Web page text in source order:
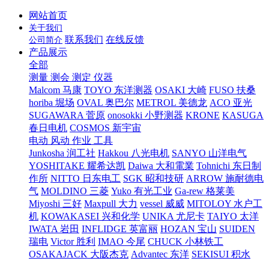
网站首页
关于我们
公司简介 联系我们 在线反馈
产品展示
全部
测量 测会 测定 仪器
Malcom 马康 TOYO 东洋测器 OSAKI 大崎 FUSO 扶桑
horiba 堀场 OVAL 奥巴尔 METROL 美德龙 ACO 亚光
SUGAWARA 菅原 onosokki 小野测器 KRONE KASUGA
春日电机 COSMOS 新宇宙
电动 风动 作业 工具
Junkosha 润工社 Hakkou 八光电机 SANYO 山洋电气
YOSHITAKE 耀希达凯 Daiwa 大和電業 Tohnichi 东日制
作所 NITTO 日东电工 SGK 昭和技研 ARROW 施耐德电
气 MOLDINO 三菱 Yuko 有光工业 Ga-rew 格莱美
Miyoshi 三好 Maxpull 大力 vessel 威威 MITOLOY 水户工
机 KOWAKASEI 兴和化学 UNIKA 尤尼卡 TAIYO 太洋
IWATA 岩田 INFLIDGE 英富丽 HOZAN 宝山 SUIDEN
瑞电 Victor 胜利 IMAO 今尾 CHUCK 小林铁工
OSAKAJACK 大阪杰克 Advantec 东洋 SEKISUI 积水